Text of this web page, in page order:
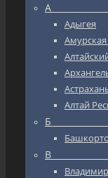
Адыгея
Амурская
Алтай
Владимир